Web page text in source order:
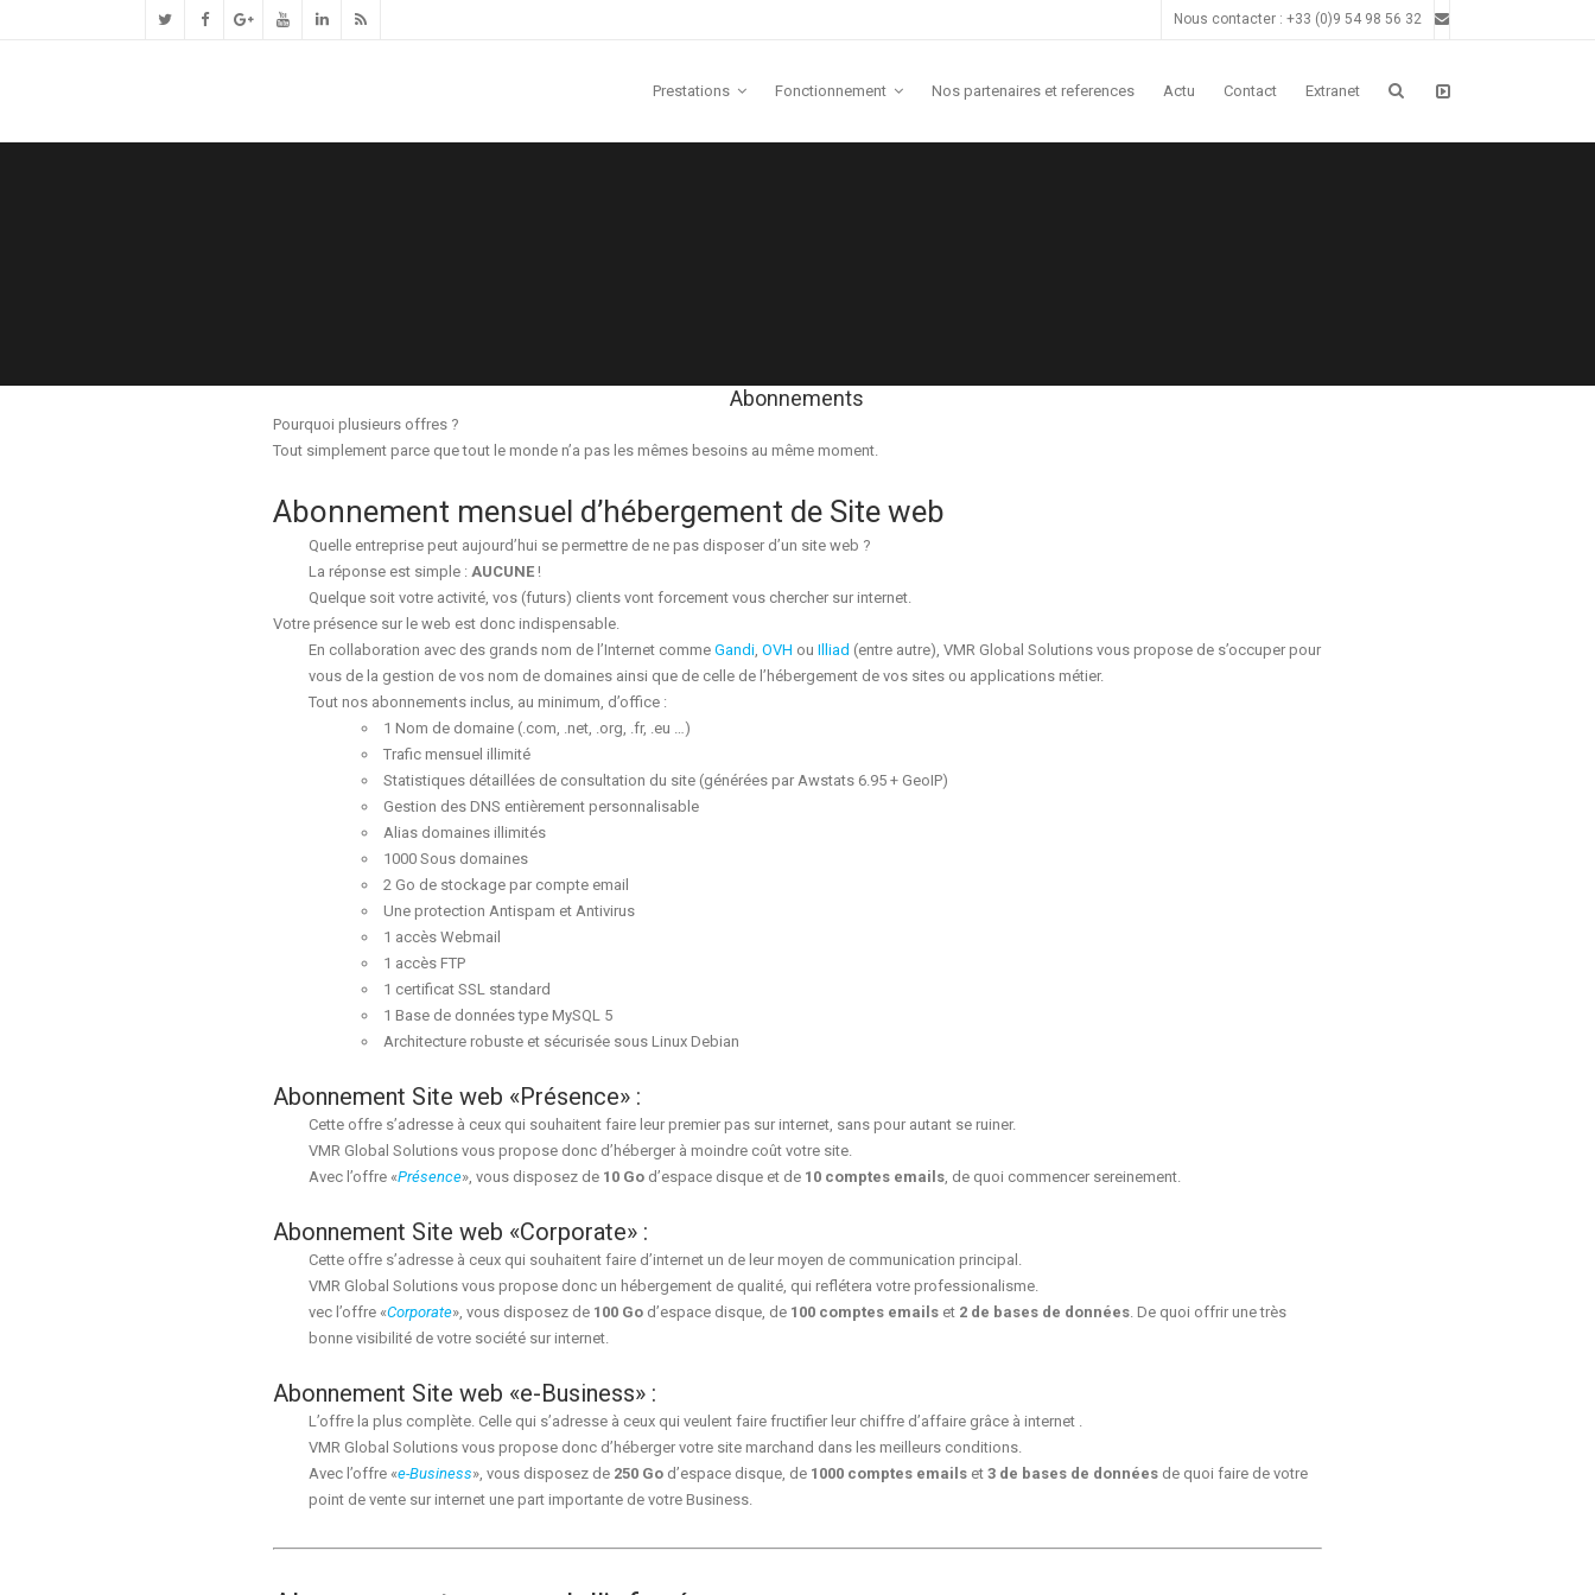
Nous contacter : +33 (0)9 54 98 56 32
Prestations Fonctionnement Nos partenaires et references Actu Contact Extranet
Abonnements
Pourquoi plusieurs offres ?
Tout simplement parce que tout le monde n’a pas les mêmes besoins au même moment.
Abonnement mensuel d’hébergement de Site web
Quelle entreprise peut aujourd’hui se permettre de ne pas disposer d’un site web ?
La réponse est simple : AUCUNE!
Quelque soit votre activité, vos (futurs) clients vont forcement vous chercher sur internet.
Votre présence sur le web est donc indispensable.
En collaboration avec des grands nom de l’Internet comme Gandi, OVH ou Illiad (entre autre), VMR Global Solutions vous propose de s’occuper pour
vous de la gestion de vos nom de domaines ainsi que de celle de l’hébergement de vos sites ou applications métier.
Tout nos abonnements inclus, au minimum, d’office :
1 Nom de domaine (.com, .net, .org, .fr, .eu …)
Trafic mensuel illimité
Statistiques détaillées de consultation du site (générées par Awstats 6.95 + GeoIP)
Gestion des DNS entièrement personnalisable
Alias domaines illimités
1000 Sous domaines
2 Go de stockage par compte email
Une protection Antispam et Antivirus
1 accès Webmail
1 accès FTP
1 certificat SSL standard
1 Base de données type MySQL 5
Architecture robuste et sécurisée sous Linux Debian
Abonnement Site web «Présence» :
Cette offre s’adresse à ceux qui souhaitent faire leur premier pas sur internet, sans pour autant se ruiner.
VMR Global Solutions vous propose donc d’héberger à moindre coût votre site.
Avec l’offre «Présence», vous disposez de 10 God’espace disque et de 10 comptes emails, de quoi commencer sereinement.
Abonnement Site web «Corporate» :
Cette offre s’adresse à ceux qui souhaitent faire d’internet un de leur moyen de communication principal.
VMR Global Solutions vous propose donc un hébergement de qualité, qui reflétera votre professionalisme.
vec l’offre «Corporate», vous disposez de 100 God’espace disque, de 100 comptes emailset 2 de bases de données. De quoi offrir une très
bonne visibilité de votre société sur internet.
Abonnement Site web «e-Business» :
L’offre la plus complète. Celle qui s’adresse à ceux qui veulent faire fructifier leur chiffre d’affaire grâce à internet .
VMR Global Solutions vous propose donc d’héberger votre site marchand dans les meilleurs conditions.
Avec l’offre «e-Business», vous disposez de 250 God’espace disque, de 1000 comptes emailset 3 de bases de donnéesde quoi faire de votre
point de vente sur internet une part importante de votre Business.